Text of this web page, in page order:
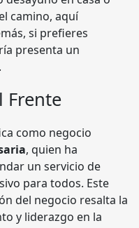
camino, aquí
si prefieres
presenta un
Frente
como negocio
, quien ha
un servicio de
para todos. Este
del negocio resalta la
y liderazgo en la